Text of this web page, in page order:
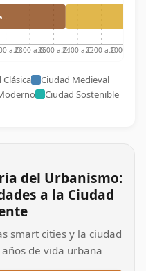
a.C.2800 a.C.2600 a.C.2400 a.C.2200 a.C.2000 a.C.
Ciudad Medieval
Ciudad Sostenible
del Urbanismo:
a la Ciudad
smart cities y la ciudad
de vida urbana